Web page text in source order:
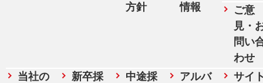
方針
情報
ご意
見・
問い
わせ
当社の
新卒採
中途採
アルバ
サイ